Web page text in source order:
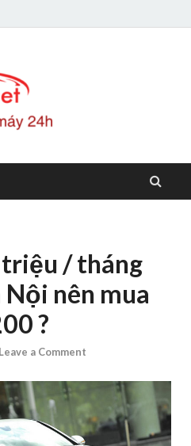
/ tháng
nên mua
?
Leave a Comment